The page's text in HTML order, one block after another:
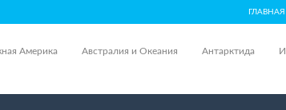
ГЛАВНАЯ
Америка Австралия и Океания Антарктида